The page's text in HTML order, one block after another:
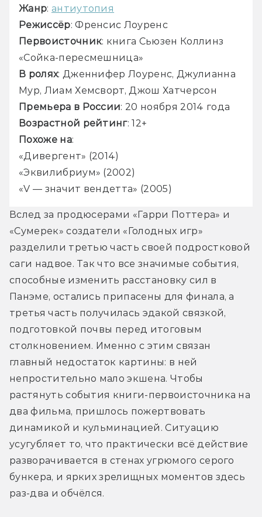
Жанр: антиутопия
Режиссёр: Френсис Лоуренс
Первоисточник: книга Сьюзен Коллинз
«Сойка-пересмешница»
В ролях: Дженнифер Лоуренс, Джулианна
Мур, Лиам Хемсворт, Джош Хатчерсон
Премьера в России: 20 ноября 2014 года
Возрастной рейтинг: 12+
Похоже на:
«Дивергент» (2014)
«Эквилибриум» (2002)
«V — значит вендетта» (2005)
Вслед за продюсерами «Гарри Поттера» и
«Сумерек» создатели «Голодных игр»
разделили третью часть своей подростковой
саги надвое. Так что все значимые события,
способные изменить расстановку сил в
Панэме, остались припасены для финала, а
третья часть получилась эдакой связкой,
подготовкой почвы перед итоговым
столкновением. Именно с этим связан
главный недостаток картины: в ней
непростительно мало экшена. Чтобы
растянуть события книги-первоисточника на
два фильма, пришлось пожертвовать
динамикой и кульминацией. Ситуацию
усугубляет то, что практически всё действие
разворачивается в стенах угрюмого серого
бункера, и ярких зрелищных моментов здесь
раз-два и обчёлся.